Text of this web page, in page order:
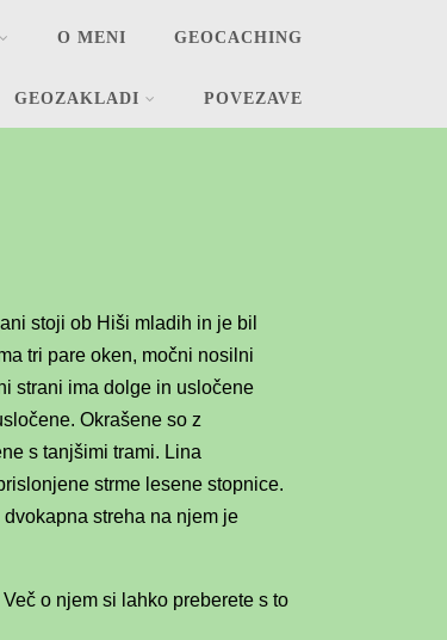
O MENI GEOCACHING
GEOZAKLADI POVEZAVE
stoji ob Hiši mladih in je bil
tri pare oken, močni nosilni
strani ima dolge in usločene
Okrašene so z
s tanjšimi trami. Lina
strme lesene stopnice.
streha na njem je
o njem si lahko preberete s to